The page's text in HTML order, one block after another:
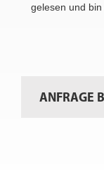
gelesen und bin
ANFRAGE